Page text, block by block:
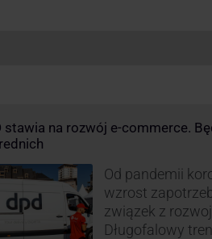
stawia na rozwój e-commerce.
Od pandemii
wzrost
związek z
Długofalowy